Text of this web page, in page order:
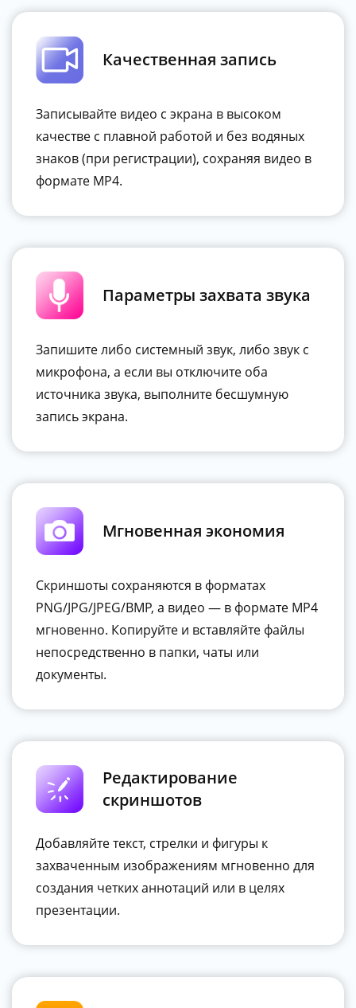
Качественная запись
Записывайте видео с экрана в высоком
качестве с плавной работой и без водяных
знаков (при регистрации), сохраняя видео в
формате MP4.
Параметры захвата звука
Запишите либо системный звук, либо звук с
микрофона, а если вы отключите оба
источника звука, выполните бесшумную
запись экрана.
Мгновенная экономия
Скриншоты сохраняются в форматах
PNG/JPG/JPEG/BMP, а видео — в формате MP4
мгновенно. Копируйте и вставляйте файлы
непосредственно в папки, чаты или
документы.
Редактирование
скриншотов
Добавляйте текст, стрелки и фигуры к
захваченным изображениям мгновенно для
создания четких аннотаций или в целях
презентации.